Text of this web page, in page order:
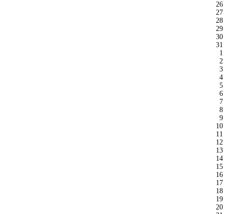
26
27
28
29
30
31
1
2
3
4
5
6
7
8
9
10
11
12
13
14
15
16
17
18
19
20